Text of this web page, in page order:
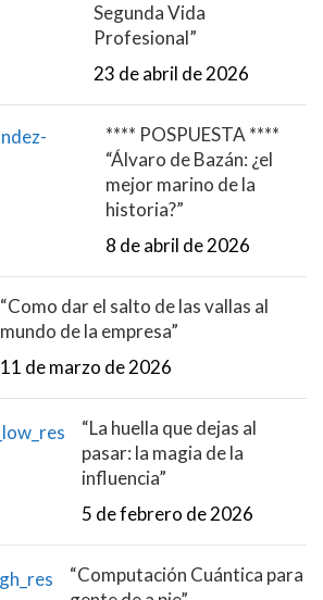
Segunda Vida
Profesional”
23 de abril de 2026
**** POSPUESTA ****
“Álvaro de Bazán: ¿el
mejor marino de la
historia?”
8 de abril de 2026
“Como dar el salto de las vallas al
mundo de la empresa”
11 de marzo de 2026
“La huella que dejas al
pasar: la magia de la
influencia”
5 de febrero de 2026
“Computación Cuántica para